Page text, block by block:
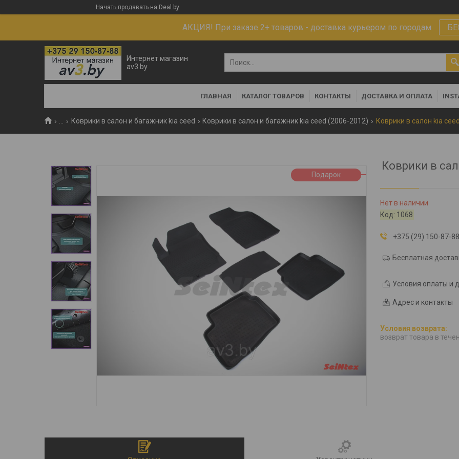
Начать продавать на Deal.by
АКЦИЯ! При заказе 2+ товаров - доставка курьером по городам
Интернет магазин
av3.by
ГЛАВНАЯ КАТАЛОГ ТОВАРОВ КОНТАКТЫ ДОСТАВКА И ОПЛАТА
Коврики в салон и багажник kia ceed Коврики в салон и багажник kia ceed (2006-2012) Коврики в салон kia
Подарок
Коврики в
Нет в наличии
Код: 1068
+375 (29) 150-87-
Бесплатная
Условия оплаты и
Адрес и контакты
возврат товара в